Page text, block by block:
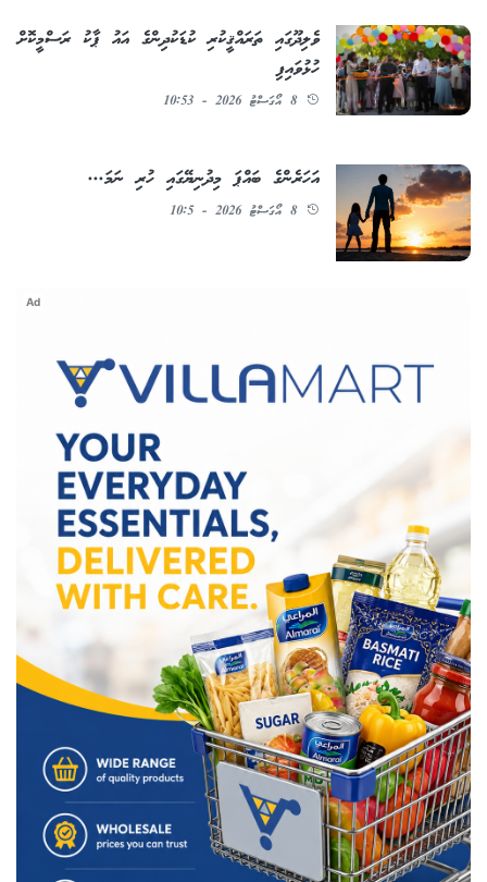
ވެލިދޫގައި ތަރައްޤީކުރި ކުޑަކުދިންގެ އައު ޕާކު ރަސްމީކޮށް
ހުޅުވައިފި
8 އޯގަސްޓު 2026 - 10:53
އަހަރެންގެ ބައްޕަ މިދުނިޔޭގައި ހުރި ނަމަ...
8 އޯގަސްޓު 2026 - 10:5
Ad